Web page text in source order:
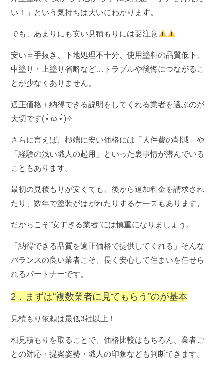
い！」という気持ちは大いにわかります。
でも、あまりにも安い見積もりには要注意
安い＝手抜き、下地処理不十分、使用塗料の品質低下、
中塗り・上塗り省略など…トラブルや後悔につながるこ
とが少なくありません。
適正価格＋納得できる説明をしてくれる業者を選ぶのが
大切です( •̀ ω •́ )✧
さらに言えば、極端に安い価格には「人件費の削減」や
「経験の浅い職人の起用」といった裏事情が潜んでいる
こともあります。
最初の見積もりが安くても、後から追加料金を請求され
たり、数年で塗装がはがれたりするケースもあります。
だからこそ“安すぎる業者”には慎重になりましょう。
「納得できる品質を適正価格で提供してくれる」そんな
バランスの良い業者こそ、長く安心して住まいを任せら
れるパートナーです。
2．まずは“複数業者に見てもらう”のが基本
見積もり依頼は最低3社以上 ！
相見積もりを取ることで、価格比較はもちろん、業者ご
との対応・提案姿勢・職人の印象なども判断できます。